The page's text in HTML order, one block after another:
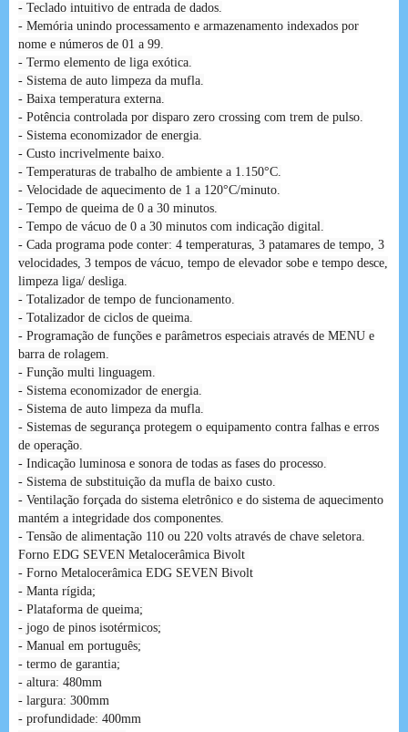
- Teclado intuitivo de entrada de dados.
- Memória unindo processamento e armazenamento indexados por
nome e números de 01 a 99.
- Termo elemento de liga exótica.
- Sistema de auto limpeza da mufla.
- Baixa temperatura externa.
- Potência controlada por disparo zero crossing com trem de pulso.
- Sistema economizador de energia.
- Custo incrivelmente baixo.
- Temperaturas de trabalho de ambiente a 1.150°C.
- Velocidade de aquecimento de 1 a 120°C/minuto.
- Tempo de queima de 0 a 30 minutos.
- Tempo de vácuo de 0 a 30 minutos com indicação digital.
- Cada programa pode conter: 4 temperaturas, 3 patamares de tempo, 3
velocidades, 3 tempos de vácuo, tempo de elevador sobe e tempo desce,
limpeza liga/ desliga.
- Totalizador de tempo de funcionamento.
- Totalizador de ciclos de queima.
- Programação de funções e parâmetros especiais através de MENU e
barra de rolagem.
- Função multi linguagem.
- Sistema economizador de energia.
- Sistema de auto limpeza da mufla.
- Sistemas de segurança protegem o equipamento contra falhas e erros
de operação.
- Indicação luminosa e sonora de todas as fases do processo.
- Sistema de substituição da mufla de baixo custo.
- Ventilação forçada do sistema eletrônico e do sistema de aquecimento
mantém a integridade dos componentes.
- Tensão de alimentação 110 ou 220 volts através de chave seletora.
Forno EDG SEVEN Metalocerâmica Bivolt
- Forno Metalocerâmica EDG SEVEN Bivolt
- Manta rígida;
- Plataforma de queima;
- jogo de pinos isotérmicos;
- Manual em português;
- termo de garantia;
- altura: 480mm
- largura: 300mm
- profundidade: 400mm